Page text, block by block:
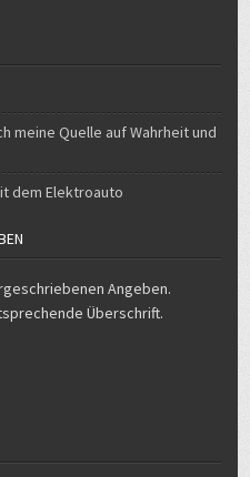
meine Quelle auf Wahrheit und
dem Elektroauto
Angeben.
Überschrift.